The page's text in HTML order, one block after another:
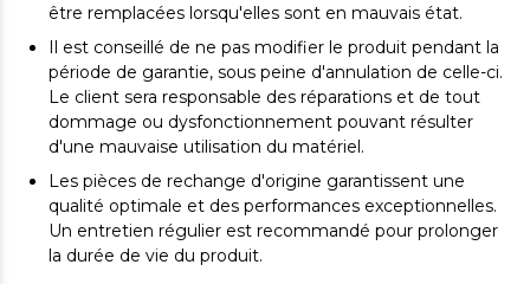
être remplacées lorsqu'elles sont en mauvais état.
Il est conseillé de ne pas modifier le produit pendant la
période de garantie, sous peine d'annulation de celle-ci.
Le client sera responsable des réparations et de tout
dommage ou dysfonctionnement pouvant résulter
d'une mauvaise utilisation du matériel.
Les pièces de rechange d'origine garantissent une
qualité optimale et des performances exceptionnelles.
Un entretien régulier est recommandé pour prolonger
la durée de vie du produit.